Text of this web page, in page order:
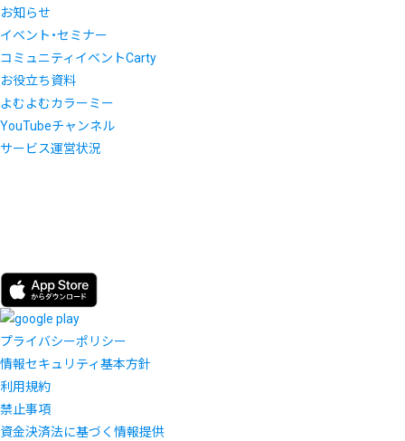
お知らせ
イベント・セミナー
コミュニティイベントCarty
お役立ち資料
よむよむカラーミー
YouTubeチャンネル
サービス運営状況
プライバシーポリシー
情報セキュリティ基本方針
利用規約
禁止事項
資金決済法に基づく情報提供